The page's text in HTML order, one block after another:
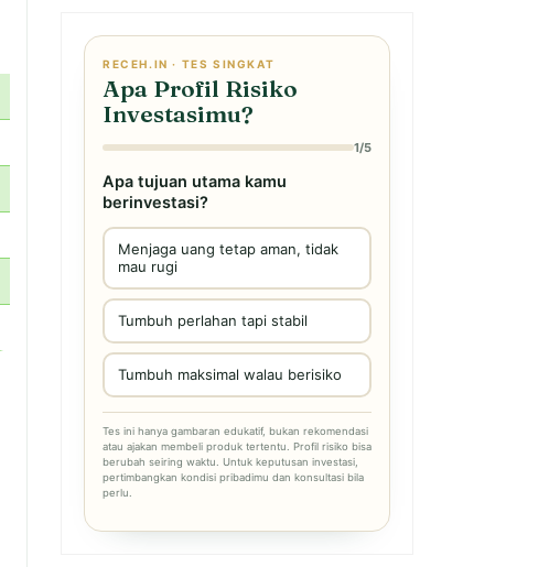
RECEH.IN · TES SINGKAT
Apa Profil Risiko
Investasimu?
1/5
Apa tujuan utama kamu
berinvestasi?
Menjaga uang tetap aman, tidak
mau rugi
Tumbuh perlahan tapi stabil
Tumbuh maksimal walau berisiko
Tes ini hanya gambaran edukatif, bukan rekomendasi
atau ajakan membeli produk tertentu. Profil risiko bisa
berubah seiring waktu. Untuk keputusan investasi,
pertimbangkan kondisi pribadimu dan konsultasi bila
perlu.